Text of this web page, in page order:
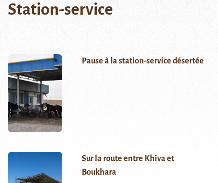
Station-service
Pause à la station-service désertée
Sur la route entre Khiva et
Boukhara